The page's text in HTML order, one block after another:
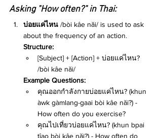
Asking "How often?" in Thai:
บ่อยแค่ไหน /bòi kâe năi/ is used to ask
about the frequency of an action.
Structure:
[Subject] + [Action] + บ่อยแค่ไหน?
/bòi kâe năi/
Example Questions:
คุณออกกำลังกายบ่อยแค่ไหน? (khun
àwk gàmlang-gaai bòi kâe năi?) -
How often do you exercise?
คุณไปเที่ยวบ่อยแค่ไหน? (khun bpai
tîao bòi kâe năi?) - How often do